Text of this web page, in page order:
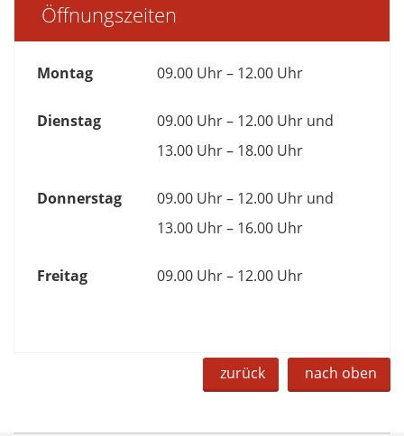
Öffnungszeiten
Montag 09.00 Uhr – 12.00 Uhr
Dienstag
09.00 Uhr – 12.00 Uhr und
13.00 Uhr – 18.00 Uhr
Donnerstag
09.00 Uhr – 12.00 Uhr und
13.00 Uhr – 16.00 Uhr
Freitag 09.00 Uhr – 12.00 Uhr
zurück nach oben